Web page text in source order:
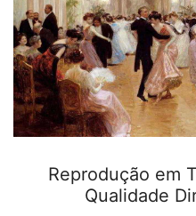
Reprodução em
Qualidade